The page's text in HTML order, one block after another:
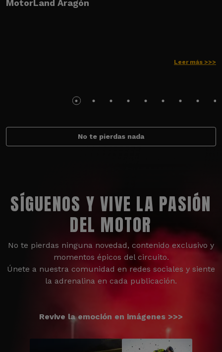
MotorLand Aragón
Leer más >>>
No te pierdas nada
SÍGUENOS Y VIVE LA PASIÓN
DEL MOTOR
No te pierdas ninguna novedad, contenido exclusivo y
momentos épicos del circuito.
Únete a nuestra comunidad en redes sociales y siente
la adrenalina en cada publicación.
Revive la emoción en imágenes >>>